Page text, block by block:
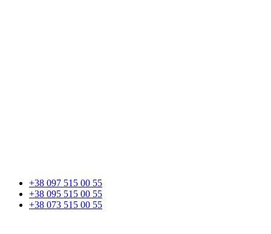
+38 097 515 00 55
+38 095 515 00 55
+38 073 515 00 55